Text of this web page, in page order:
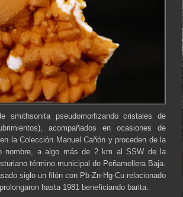
smithsonita pseudomorfizando cristales de
acompañados en ocasiones de
la Colección Manuel Cañón y proceden de la
nombre, a algo más de 2 km al SSW de la
término municipal de Peñamellera Baja.
siglo un filón con Pb-Zn-Hg-Cu relacionado
hasta 1981 beneficiando barita.